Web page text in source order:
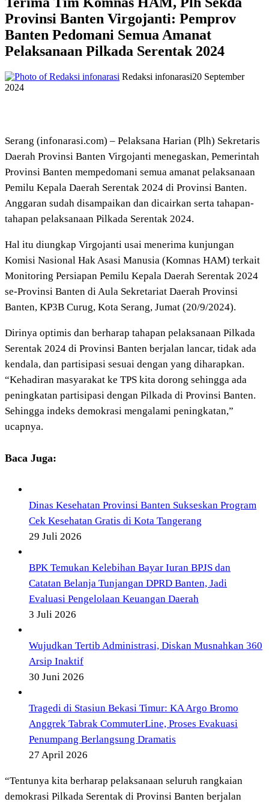
Provinsi Banten Virgojanti: Pemprov
Banten Pedomani Semua Amanat
Pelaksanaan Pilkada Serentak 2024
Redaksi infonarasi20 September
2024
Serang (infonarasi.com) – Pelaksana Harian (Plh) Sekretaris
Daerah Provinsi Banten Virgojanti menegaskan, Pemerintah
Provinsi Banten mempedomani semua amanat pelaksanaan
Pemilu Kepala Daerah Serentak 2024 di Provinsi Banten.
Anggaran sudah disampaikan dan dicairkan serta tahapan-
tahapan pelaksanaan Pilkada Serentak 2024.
Hal itu diungkap Virgojanti usai menerima kunjungan
Komisi Nasional Hak Asasi Manusia (Komnas HAM) terkait
Monitoring Persiapan Pemilu Kepala Daerah Serentak 2024
se-Provinsi Banten di Aula Sekretariat Daerah Provinsi
Banten, KP3B Curug, Kota Serang, Jumat (20/9/2024).
Dirinya optimis dan berharap tahapan pelaksanaan Pilkada
Serentak 2024 di Provinsi Banten berjalan lancar, tidak ada
kendala, dan partisipasi sesuai dengan yang diharapkan.
“Kehadiran masyarakat ke TPS kita dorong sehingga ada
peningkatan partisipasi dengan Pilkada di Provinsi Banten.
Sehingga indeks demokrasi mengalami peningkatan,”
ucapnya.
Baca Juga:
Dinas Kesehatan Provinsi Banten Sukseskan Program
Cek Kesehatan Gratis di Kota Tangerang
29 Juli 2026
BPK Temukan Kelebihan Bayar Iuran BPJS dan
Catatan Belanja Tunjangan DPRD Banten, Jadi
Evaluasi Pengelolaan Keuangan Daerah
3 Juli 2026
Wujudkan Tertib Administrasi, Diskan Musnahkan 360
Arsip Inaktif
30 Juni 2026
Tragedi di Stasiun Bekasi Timur: KA Argo Bromo
Anggrek Tabrak CommuterLine, Proses Evakuasi
Penumpang Berlangsung Dramatis
27 April 2026
“Tentunya kita berharap pelaksanaan seluruh rangkaian
demokrasi Pilkada Serentak di Provinsi Banten berjalan